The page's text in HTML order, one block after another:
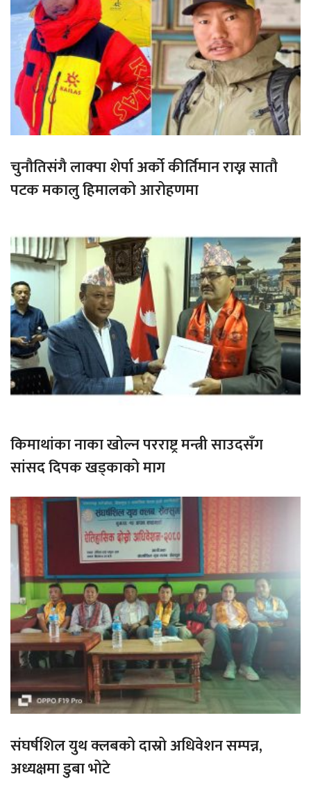
चुनौतिसंगै लाक्पा शेर्पा अर्को कीर्तिमान राख्न सातौ
पटक मकालु हिमालको आरोहणमा
किमाथांका नाका खोल्न परराष्ट्र मन्त्री साउदसँग
सांसद दिपक खड्काको माग
संघर्षशिल युथ क्लबको दास्रो अधिवेशन सम्पन्न,
अध्यक्षमा डुबा भोटे